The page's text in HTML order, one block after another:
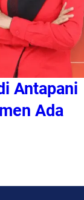
Antapani
Ada